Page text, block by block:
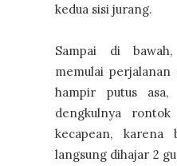
kedua sisi jurang.
Sampai di
memulai perjalanan
hampir putus
dengkulnya
kecapean, karena
langsung dihajar 2